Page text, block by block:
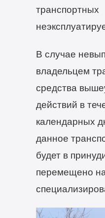
транспортных
В случае
владельцем
средства
действий в
календарных
данное
будет в
перемещено